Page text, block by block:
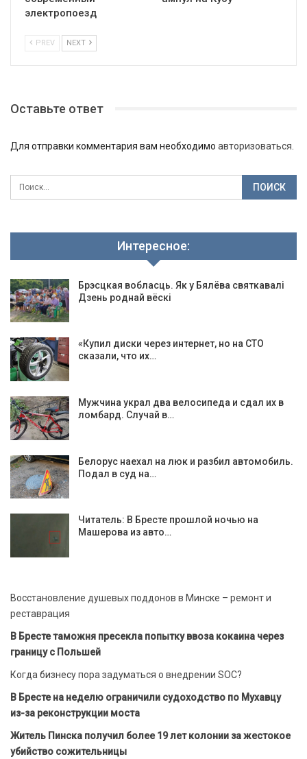
электропоезд
PREV NEXT
Оставьте ответ
Для отправки комментария вам необходимо авторизоваться
Интересное:
Брэсцкая вобласць. Як у Бялёва святкавалі
Дзень роднай вёскі
«Купил диски через интернет, но на СТО
сказали, что их…
Мужчина украл два велосипеда и сдал их в
ломбард. Случай в…
Белорус наехал на люк и разбил автомобиль.
Подал в суд на…
Читатель: В Бресте прошлой ночью на
Машерова из авто…
Восстановление душевых поддонов в Минске – ремонт и
реставрация
В Бресте таможня пресекла попытку ввоза кокаина через
границу с Польшей
Когда бизнесу пора задуматься о внедрении SOC?
В Бресте на неделю ограничили судоходство по Мухавцу
из-за реконструкции моста
Житель Пинска получил более 19 лет колонии за жестокое
убийство сожительницы